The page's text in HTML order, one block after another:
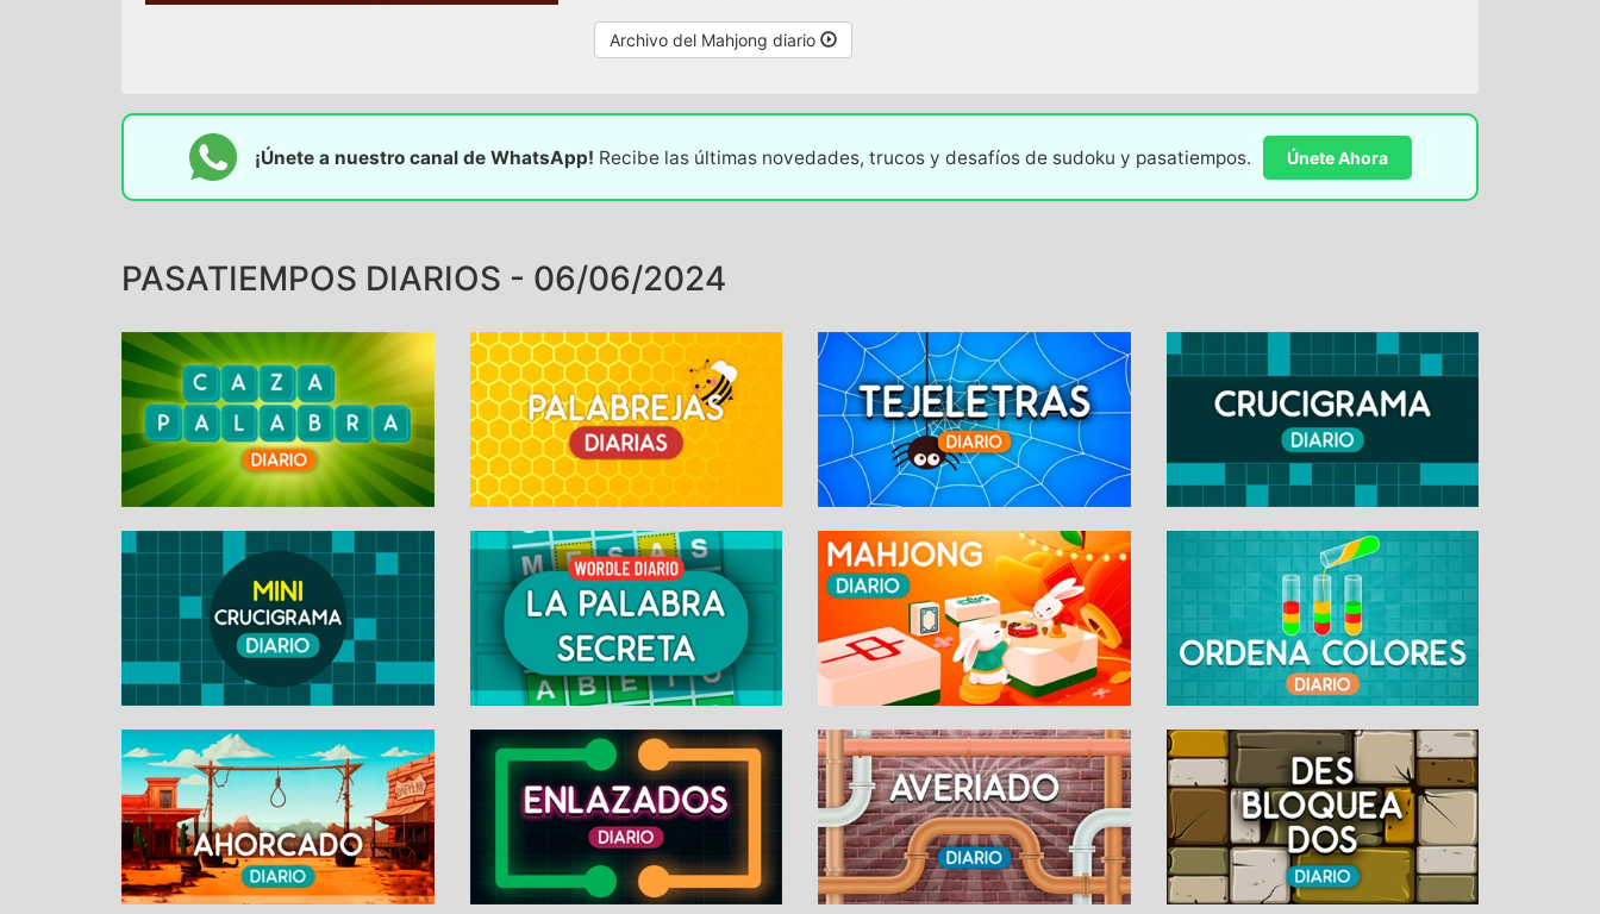
Archivo del Mahjong diario
¡Únete a nuestro canal de WhatsApp! Recibe las últimas novedades, trucos y desafíos de sudoku y pasatiempos. Únete Ahora
PASATIEMPOS DIARIOS - 06/06/2024